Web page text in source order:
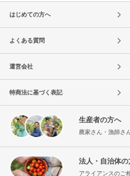
はじめての方へ
よくある質問
運営会社
特商法に基づく表記
生産者の方へ
農家さん・漁師さ
法人・自治体の
アライアンスのご